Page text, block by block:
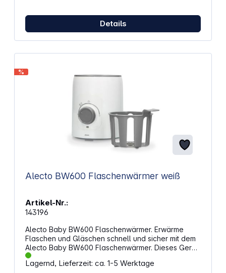
Details
%
Alecto BW600 Flaschenwärmer weiß
Artikel-Nr.:
143196
Alecto Baby BW600 Flaschenwärmer. Erwärme
Flaschen und Gläschen schnell und sicher mit dem
Alecto Baby BW600 Flaschenwärmer. Dieses Gerät
sorgt für eine gleichmäßige Erwärmung von
Babynahrung und Milch. Schnelle und gleichmäßige
Lagernd, Lieferzeit: ca. 1-5 Werktage